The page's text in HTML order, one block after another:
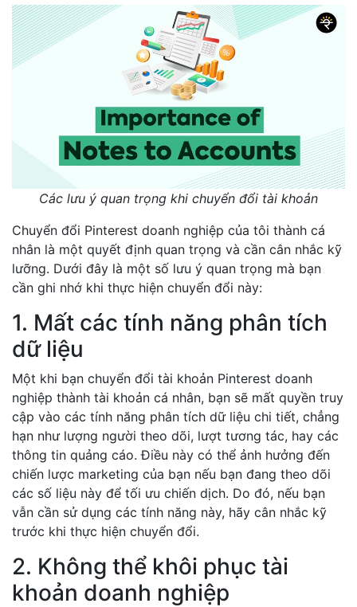
Các lưu ý quan trọng khi chuyển đổi tài khoản
Chuyển đổi Pinterest doanh nghiệp của tôi thành cá
nhân là một quyết định quan trọng và cần cân nhắc kỹ
lưỡng. Dưới đây là một số lưu ý quan trọng mà bạn
cần ghi nhớ khi thực hiện chuyển đổi này:
1. Mất các tính năng phân tích
dữ liệu
Một khi bạn chuyển đổi tài khoản Pinterest doanh
nghiệp thành tài khoản cá nhân, bạn sẽ mất quyền truy
cập vào các tính năng phân tích dữ liệu chi tiết, chẳng
hạn như lượng người theo dõi, lượt tương tác, hay các
thông tin quảng cáo. Điều này có thể ảnh hưởng đến
chiến lược marketing của bạn nếu bạn đang theo dõi
các số liệu này để tối ưu chiến dịch. Do đó, nếu bạn
vẫn cần sử dụng các tính năng này, hãy cân nhắc kỹ
trước khi thực hiện chuyển đổi.
2. Không thể khôi phục tài
khoản doanh nghiệp